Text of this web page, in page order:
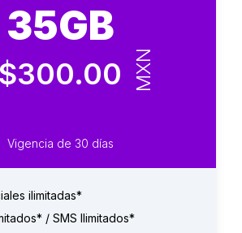
35GB
$300.00 MXN
Vigencia de 30 días
ilimitadas*
/ SMS Ilimitados*